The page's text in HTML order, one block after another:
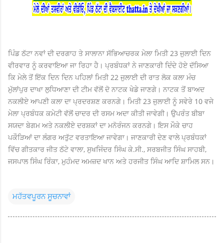
ਪਿੰਡ ਠੱਟਾ ਨਵਾਂ ਦੀ ਦਰਗਾਹ ਤੇ ਸਾਲਾਨਾ ਸੱਭਿਆਚਰਕ ਮੇਲਾ ਮਿਤੀ 23 ਜੁਲਾਈ ਦਿਨ
ਵੀਰਵਾਰ ਨੂੰ ਕਰਵਾਇਆ ਜਾ ਰਿਹਾ ਹੈ। ਪ੍ਰਬੰਧਕਾਂ ਨੇ ਜਾਣਕਾਰੀ ਦਿੰਦੇ ਹੋਏ ਦੱਸਿਆ
ਕਿ ਮੇਲੇ ਤੋਂ ਇੱਕ ਦਿਨ ਦਿਨ ਪਹਿਲਾਂ ਮਿਤੀ 22 ਜੁਲਾਈ ਦੀ ਰਾਤ ਲੋਕ ਕਲਾ ਮੰਚ
ਮੁੱਲਾਂਪੁਰ ਦਾਖਾ ਲੁਧਿਆਣਾ ਦੀ ਟੀਮ ਵੱਲੋਂ ਦੋ ਨਾਟਕ ਖੇਡੇ ਜਾਣਗੇ। ਨਾਟਕ ਤੋਂ ਬਾਅਦ
ਨਕਲੀਏ ਆਪਣੀ ਕਲਾ ਦਾ ਪ੍ਰਦਰਸ਼ਣ ਕਰਨਗੇ। ਮਿਤੀ 23 ਜੁਲਾਈ ਨੂੰ ਸਵੇਰੇ 10 ਵਜੇ
ਮੇਲਾ ਪ੍ਰਬੰਧਕ ਕਮੇਟੀ ਵੱਲੋਂ ਚਾਦਰ ਦੀ ਰਸਮ ਅਦਾ ਕੀਤੀ ਜਾਵੇਗੀ। ਉਪਰੰਤ ਬੀਬਾ
ਸਯਦਾ ਬੇਗਮ ਅਤੇ ਨਕਲੀਏ ਦਰਸ਼ਕਾਂ ਦਾ ਮਨੋਰੰਜਨ ਕਰਨਗੇ। ਇਸ ਮੌਕੇ ਚਾਹ
ਪਕੌੜਿਆਂ ਦਾ ਲੰਗਰ ਅਤੁੱਟ ਵਰਤਾਇਆ ਜਾਵੇਗਾ। ਜਾਣਕਾਰੀ ਦੇਣ ਵਾਲੇ ਪ੍ਰਬੰਧਕਾਂ
ਵਿੱਚ ਗੀਤਕਾਰ ਜੀਤ ਠੱਟੇ ਵਾਲਾ, ਸੁਖਜਿੰਦਰ ਸਿੰਘ ਕੇ.ਸੀ., ਸਰਬਜੀਤ ਸਿੰਘ ਸਾਹਬੀ,
ਜਸਪਾਲ ਸਿੰਘ ਰਿੰਕਾ, ਮੁਹੰਮਦ ਅਮਜ਼ਦ ਖਾਨ ਅਤੇ ਹਰਜੀਤ ਸਿੰਘ ਆਦਿ ਸ਼ਾਮਿਲ ਸਨ।
ਮਹੱਤਵਪੂਰਨ ਸੂਚਨਾਵਾਂ